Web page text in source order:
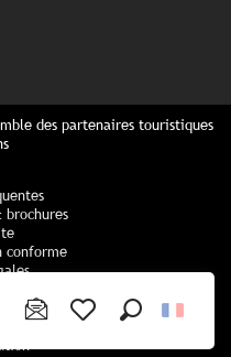
des partenaires touristiques
brochures
conforme